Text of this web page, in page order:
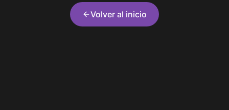
Volver al inicio